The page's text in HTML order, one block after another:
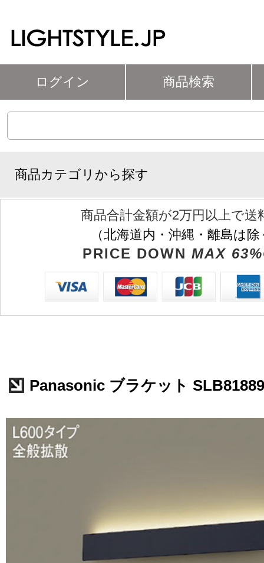
ログイン 商品検索
商品カテゴリから探す
商品合計金額が2万円以上で送
（北海道内・沖縄・離島は
PRICE DOWN MAX
Panasonic ブラケット